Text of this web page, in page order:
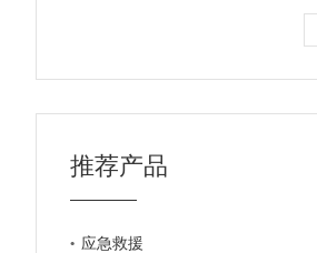
推荐产品
应急救援